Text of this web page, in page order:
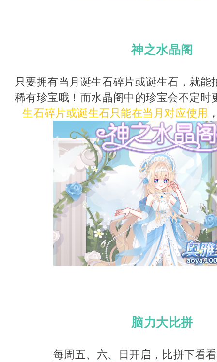
神之水晶阁
只要拥有当月诞生石碎片或诞生石，就能
稀有珍宝哦！而水晶阁中的珍宝会不定时
生石碎片或诞生石只能在当月对应使用
脑力大比拼
每周五、六、日开启，比拼下看